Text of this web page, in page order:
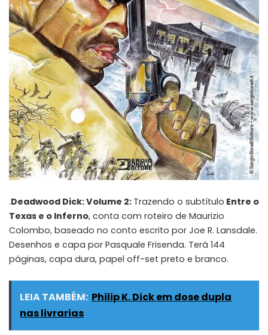
.Deadwood Dick: Volume 2: Trazendo o subtítulo Entre o
Texas e o Inferno, conta com roteiro de Maurizio
Colombo, baseado no conto escrito por Joe R. Lansdale.
Desenhos e capa por Pasquale Frisenda. Terá 144
páginas, capa dura, papel off-set preto e branco.
LEIA TAMBÉM: Philip K. Dick em dose dupla
nas livrarias